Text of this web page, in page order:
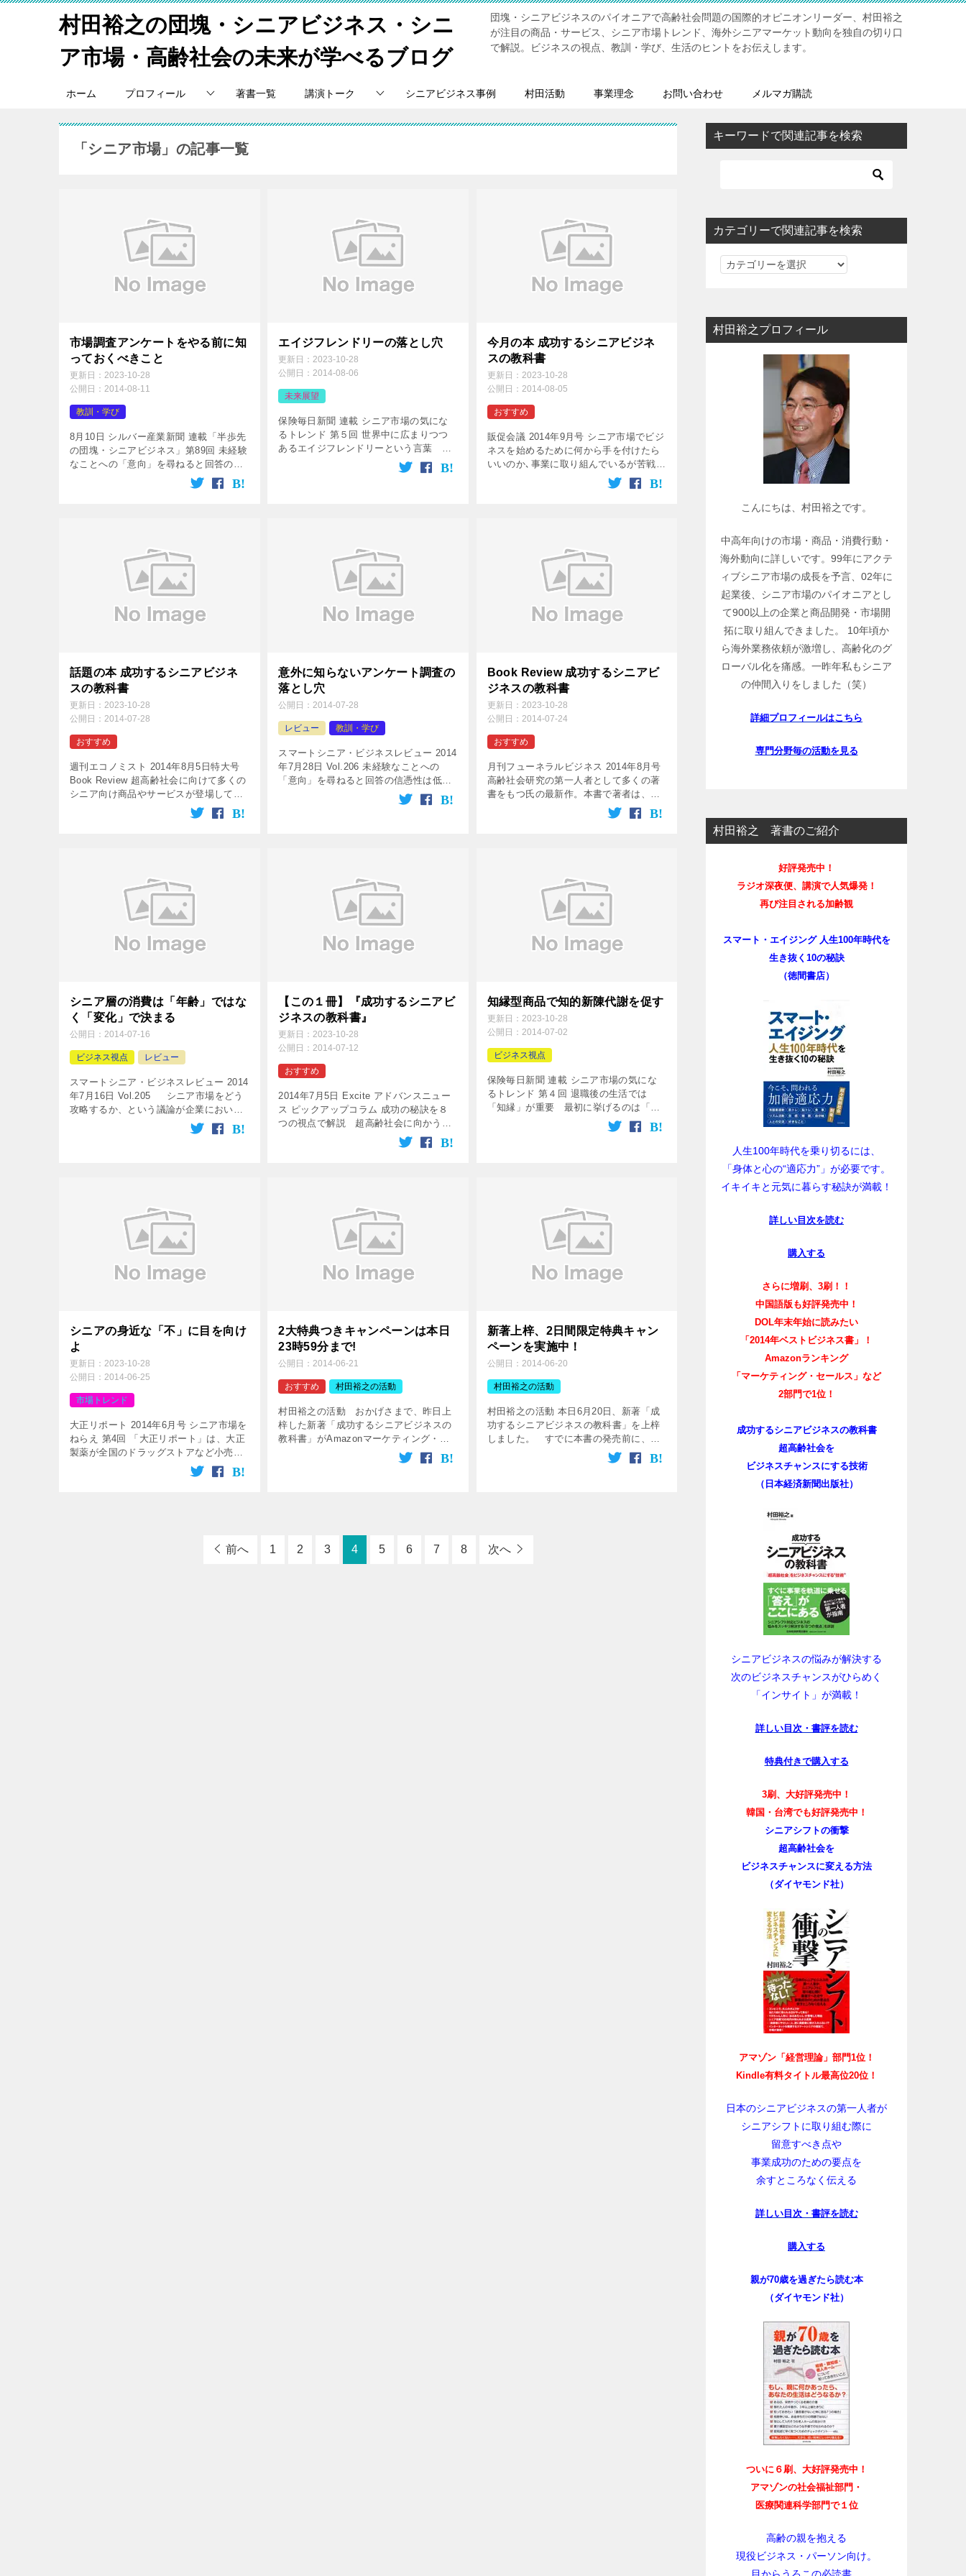
村田裕之の団塊・シニアビジネス・シニ
ア市場・高齢社会の未来が学べるブログ
団塊・シニアビジネスのパイオニアで高齢社会問題の国際的オピニオンリーダー、村田裕之
が注目の商品・サービス、シニア市場トレンド、海外シニアマーケット動向を独自の切り口
で解説。ビジネスの視点、教訓・学び、生活のヒントをお伝えします。
ホーム プロフィール 著書一覧 講演トーク シニアビジネス事例 村田活動 事業理念 お問い合わせ メルマガ購読
「シニア市場」の記事一覧
市場調査アンケートをやる前に知
っておくべきこと
更新日： 2023-10-28
公開日： 2014-08-11
教訓・学び
8月10日 シルバー産業新聞 連載「半歩先
の団塊・シニアビジネス」第89回 未経験
なことへの「意向」を尋ねると回答の信
憑性は低下する シニア市場に参入した
いという企業担当者から必ず受ける質問
エイジフレンドリーの落とし穴
更新日：2023-10-28
公開日：2014-08-06
未来展望
保険毎日新聞 連載 シニア市場の気にな
るトレンド 第５回 世界中に広まりつつ
あるエイジフレンドリーという言葉 近
年、エイジフレンドリーという言葉が日
本のみならず、多くの国で目につく。エ
今月の本 成功するシニアビジネ
スの教科書
更新日： 2023-10-28
公開日： 2014-08-05
おすすめ
販促会議 2014年9月号 シニア市場でビジ
ネスを始めるために何から手を付けたら
いいのか､事業に取り組んでいるが苦戦し
ている…｡悩みを抱える人たちに向け､シ
ニアビジネスの第一人者が指南する。
話題の本 成功するシニアビジネ
スの教科書
更新日： 2023-10-28
公開日： 2014-07-28
おすすめ
週刊エコノミスト 2014年8月5日特大号
Book Review 超高齢社会に向けて多くの
シニア向け商品やサービスが登場してい
るが、成功例は意外に少ない。本書はビ
ジネスチャンスの見つけ方、シニア心理
意外に知らないアンケート調査の
落とし穴
公開日： 2014-07-28
レビュー 教訓・学び
スマートシニア・ビジネスレビュー 2014
年7月28日 Vol.206 未経験なことへの
「意向」を尋ねると回答の信憑性は低下
する アンケート調査という手法は、設
問を回答者の「現状の事実関係の確認」
Book Review 成功するシニアビ
ジネスの教科書
更新日： 2023-10-28
公開日： 2014-07-24
おすすめ
月刊フューネラルビジネス 2014年8月号
高齢社会研究の第一人者として多くの著
書をもつ氏の最新作。本書で著者は、シ
ニア市場をマス・マーケットではなく多
様なミクロ市場（小グループ）の集合体
シニア層の消費は「年齢」ではな
く「変化」で決まる
公開日： 2014-07-16
ビジネス視点 レビュー
スマートシニア・ビジネスレビュー 2014
年7月16日 Vol.205 シニア市場をどう
攻略するか、という議論が企業において
なされる時、必ず出るのがシニア市場を
年齢によってセグメント分けするや […]
【この１冊】『成功するシニアビ
ジネスの教科書』
更新日：2023-10-28
公開日：2014-07-12
おすすめ
2014年7月5日 Excite アドバンスニュー
ス ピックアップコラム 成功の秘訣を８
つの視点で解説 超高齢社会に向かう日
本人の消費構造は大きく変化しつつあ
り、中でも多くの企業がシニアビジネス
知縁型商品で知的新陳代謝を促す
更新日： 2023-10-28
公開日： 2014-07-02
ビジネス視点
保険毎日新聞 連載 シニア市場の気にな
るトレンド 第４回 退職後の生活では
「知縁」が重要 最初に挙げるのは「知
縁」というキーワードである。この言葉
は「知的好奇心が結ぶ縁」という意味
シニアの身近な「不」に目を向け
よ
更新日： 2023-10-28
公開日： 2014-06-25
市場トレンド
大正リポート 2014年6月号 シニア市場を
ねらえ 第4回 「大正リポート」は、大正
製薬が全国のドラッグストアなど小売店
向けに発行している情報誌。本年10月号
よりスタートした新企画「シニア市場を
2大特典つきキャンペーンは本日
23時59分まで!
公開日：2014-06-21
おすすめ 村田裕之の活動
村田裕之の活動 おかげさまで、昨日上
梓した新著「成功するシニアビジネスの
教科書」がAmazonマーケティング・セ
ールス部門で1位、書籍総合部門で121位
となりました。 早速お買いいただいた
新著上梓、2日間限定特典キャン
ペーンを実施中！
公開日： 2014-06-20
村田裕之の活動
村田裕之の活動 本日6月20日、新著「成
功するシニアビジネスの教科書」を上梓
しました。 すでに本書の発売前に、
Amazonマーケティング・セールス全般
部門で1位にランキングされました。 本
前へ 1 2 3 4 5 6 7 8 次へ
キーワードで関連記事を検索
カテゴリーで関連記事を検索
カ
リ
ー
村田裕之プロフィール
こんにちは、村田裕之です。
中高年向けの市場・商品・消費行動・
海外動向に詳しいです。99年にアクテ
ィブシニア市場の成長を予言、02年に
起業後、シニア市場のパイオニアとし
て900以上の企業と商品開発・市場開
拓に取り組んできました。 10年頃か
ら海外業務依頼が激増し、高齢化のグ
ローバル化を痛感。一昨年私もシニア
の仲間入りをしました（笑）
詳細プロフィールはこちら
専門分野毎の活動を見る
村田裕之 著書のご紹介
好評発売中！
ラジオ深夜便、講演で人気爆発！
再び注目される加齢観
スマート・エイジング 人生100年時代を
生き抜く10の秘訣
（徳間書店）
人生100年時代を乗り切るには、
「身体と心の“適応力”」が必要です。
イキイキと元気に暮らす秘訣が満載！
詳しい目次を読む
購入する
さらに増刷、3刷！！
中国語版も好評発売中！
DOL年末年始に読みたい
「2014年ベストビジネス書」！
Amazonランキング
「マーケティング・セールス」など
2部門で1位！
成功するシニアビジネスの教科書
超高齢社会を
ビジネスチャンスにする技術
（日本経済新聞出版社）
シニアビジネスの悩みが解決する
次のビジネスチャンスがひらめく
「インサイト」が満載！
詳しい目次・書評を読む
特典付きで購入する
3刷、大好評発売中！
韓国・台湾でも好評発売中！
シニアシフトの衝撃
超高齢社会を
ビジネスチャンスに変える方法
（ダイヤモンド社）
アマゾン「経営理論」部門1位！
Kindle有料タイトル最高位20位！
日本のシニアビジネスの第一人者が
シニアシフトに取り組む際に
留意すべき点や
事業成功のための要点を
余すところなく伝える
詳しい目次・書評を読む
購入する
親が70歳を過ぎたら読む本
（ダイヤモンド社）
ついに６刷、大好評発売中！
アマゾンの社会福祉部門・
医療関連科学部門で１位
高齢の親を抱える
現役ビジネス・パーソン向け。
目からうろこの必読書。